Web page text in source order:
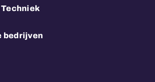
Techniek
bedrijven